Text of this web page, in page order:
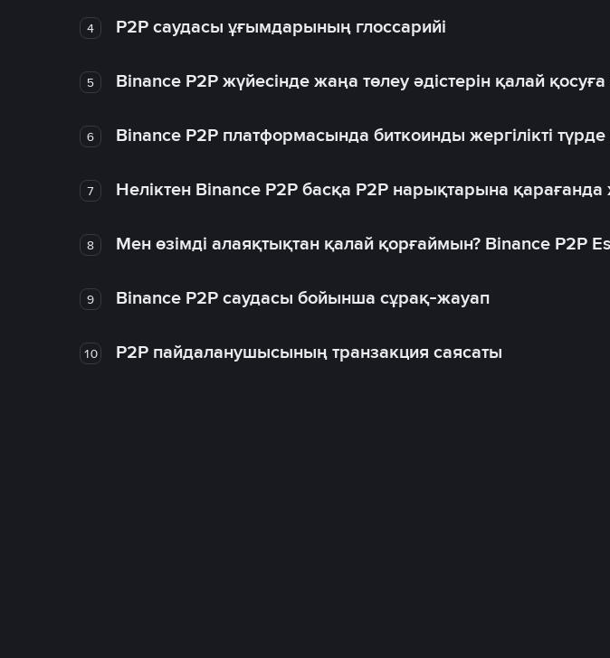
4 P2P саудасы ұғымдарының глоссарийі
5 Binance P2P жүйесінде жаңа төлеу әдістерін қалай
6 Binance P2P платформасында биткоинды жергілікті
7 Неліктен Binance P2P басқа P2P нарықтарына
8 Мен өзімді алаяқтықтан қалай қорғаймын? Binance P2P
9 Binance P2P саудасы бойынша сұрақ-жауап
10 P2P пайдаланушысының транзакция саясаты